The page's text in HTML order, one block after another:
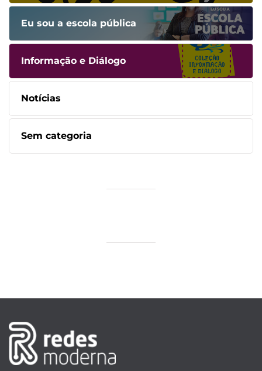
Eu sou a escola pública
Informação e Diálogo
Notícias
Sem categoria